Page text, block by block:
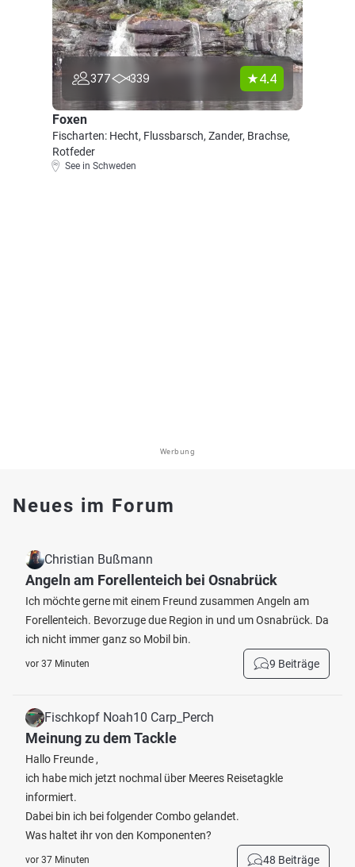
377 339 4.4
Foxen
Fischarten: Hecht, Flussbarsch, Zander, Brachse,
Rotfeder
See in Schweden
Werbung
Neues im Forum
Christian Bußmann
Angeln am Forellenteich bei Osnabrück
Ich möchte gerne mit einem Freund zusammen Angeln am
Forellenteich. Bevorzuge due Region in und um Osnabrück. Da
ich nicht immer ganz so Mobil bin.
vor 37 Minuten 9 Beiträge
Fischkopf Noah10 Carp_Perch
Meinung zu dem Tackle
Hallo Freunde ,
ich habe mich jetzt nochmal über Meeres Reisetagkle
informiert.
Dabei bin ich bei folgender Combo gelandet.
Was haltet ihr von den Komponenten?
vor 37 Minuten 48 Beiträge